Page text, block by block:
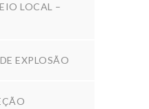
LOCAL –
EXPLOSÃO